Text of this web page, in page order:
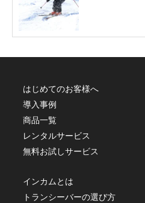
はじめてのお客様へ
導入事例
商品一覧
レンタルサービス
無料お試しサービス
インカムとは
トランシーバーの選び方